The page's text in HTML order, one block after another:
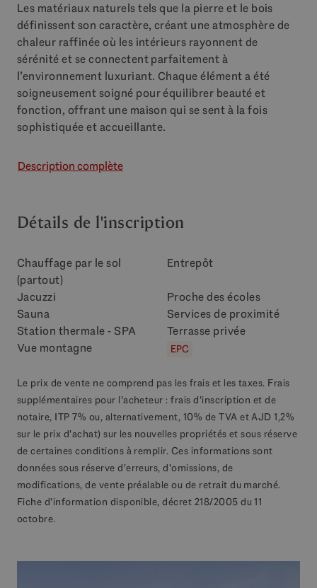
Les matériaux naturels tels que la pierre et le bois
définissent son caractère, créant une atmosphère de
chaleur raffinée où les intérieurs rayonnent de
sérénité et se connectent parfaitement à
l’environnement luxuriant. Chaque élément a été
soigneusement soigné pour équilibrer beauté et
fonction, offrant une maison qui se sent à la fois
sophistiquée et accueillante.
Description complète
Détails de l'inscription
Chauffage par le sol
(partout)
Entrepôt
Jacuzzi
Proche des écoles
Sauna
Services de proximité
Station thermale - SPA
Terrasse privée
Vue montagne
EPC
Le prix de vente ne comprend pas les frais et les taxes. Frais
supplémentaires pour l'acheteur : frais d'inscription et de
notaire, ITP 7% ou, alternativement, 10% de TVA et AJD 1,2%
sur le prix d'achat) sur les nouvelles propriétés et sous réserve
de certaines conditions à remplir. Ces informations sont
données sous réserve d'erreurs, d'omissions, de
modifications, de vente préalable ou de retrait du marché.
Fiche d'information disponible, décret 218/2005 du 11
octobre.